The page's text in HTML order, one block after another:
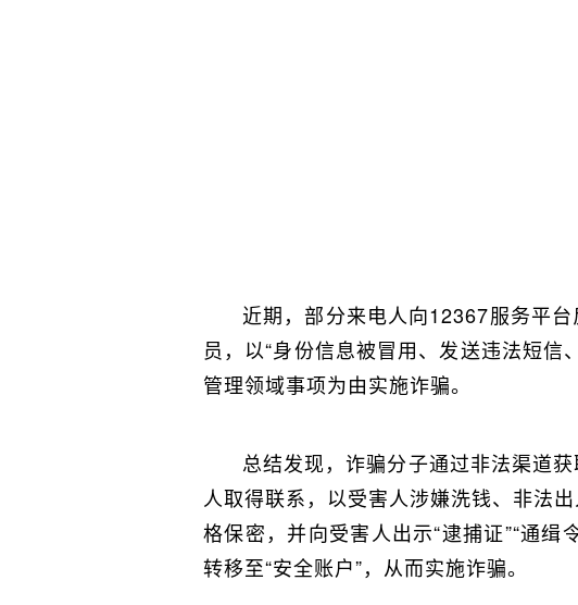
近期，部分来电人向12367服务平
员，以“身份信息被冒用、发送违法短
管理领域事项为由实施诈骗。
总结发现，诈骗分子通过非法渠道
人取得联系，以受害人涉嫌洗钱、非法
格保密，并向受害人出示“逮捕证”“通
转移至“安全账户”，从而实施诈骗。